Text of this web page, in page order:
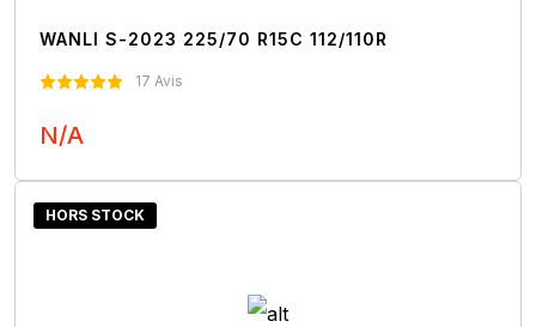
WANLI S-2023 225/70 R15C 112/110R
17 Avis
N/A
HORS STOCK